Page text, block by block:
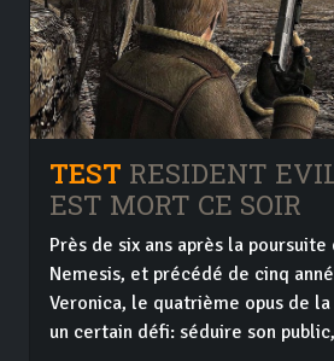
TEST RESIDENT
EST MORT CE SOIR
Près de six ans après la
Nemesis, et précédé de cinq
Veronica, le quatrième opus de
un certain défi: séduire son